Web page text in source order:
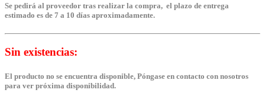
Se pedirá al proveedor tras realizar la compra, el plazo de entrega
estimado es de 7 a 10 días aproximadamente.
Sin existencias:
El producto no se encuentra disponible, Póngase en contacto con nosotros
para ver próxima disponibilidad.